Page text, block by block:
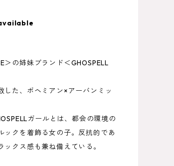
＞の姉妹ブランド＜GHOSPELL
した、ボヘミアン×アーバンミッ
ガールとは、都会の環境の
ックを着飾る女の子。反抗的であ
クス感も兼ね備えている。